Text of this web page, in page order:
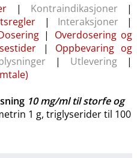
| Kontraindikasjoner|
| Interaksjoner |
|
Overdosering og
| Oppbevaring og
| Utlevering|
10 mg/mltil storfe og
1 g, triglyserider til 100